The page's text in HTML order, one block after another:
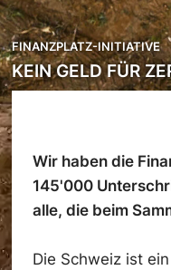
FINANZPLATZ-INITIATIVE
KEIN GELD FÜR
Wir haben die
145'000
alle, die beim
Die Schweiz ist